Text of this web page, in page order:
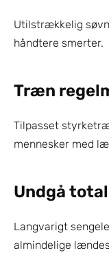
Utilstrækkelig
håndtere smerter.
Træn
Tilpasset
mennesker med
Undgå
Langvarigt
almindelige